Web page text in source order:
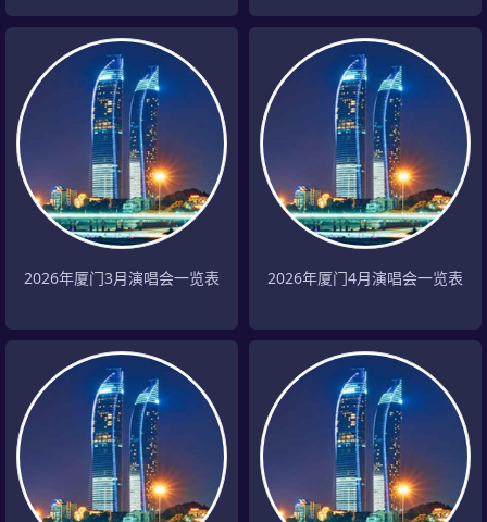
2026年厦门3月演唱会一览表 2026年厦门4月演唱会一览表